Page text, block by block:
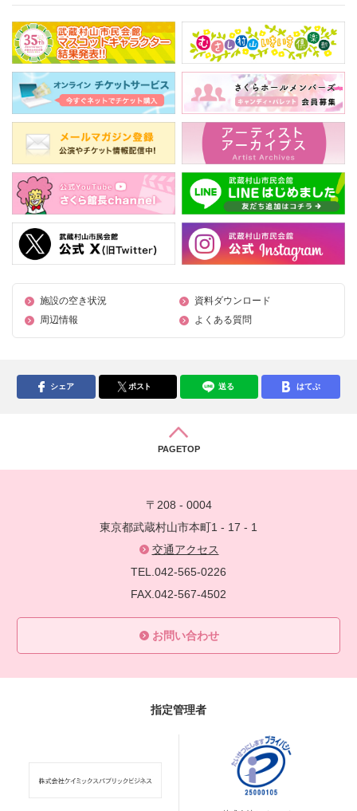
施設の空き状況
資料ダウンロード
周辺情報
よくある質問
シェア ポスト 送る はてぶ
PAGETOP
〒208 - 0004
東京都武蔵村山市本町1 - 17 - 1
交通アクセス
TEL.042-565-0226
FAX.042-567-4502
お問い合わせ
指定管理者